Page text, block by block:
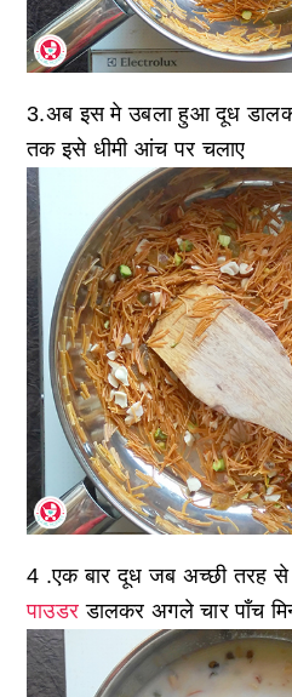
3.अब इस मे उबला हुआ दूध
तक इसे धीमी आंच पर चलाए
4 .एक बार दूध जब अच्छी तरह
पाउडर डालकर अगले चार पाँच